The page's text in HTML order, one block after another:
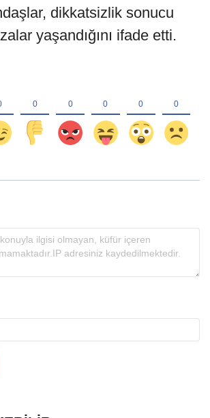
dikkatsizlik sonucu
yaşandığını ifade etti.